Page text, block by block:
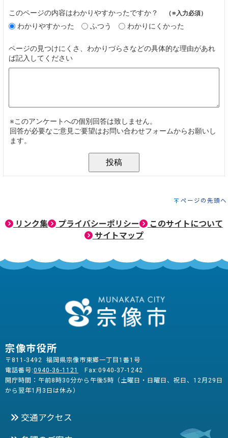
ページの先頭へ
リンク集 プライバシーポリシー
このサイトについて
サイトマップ
宗像市役所
〒811-3492 福岡県宗像市東郷一丁目1番1号
電話番号:0940-36-1121
Fax:0940-37-1242
開庁時間：午前8時30分から午後5時（土曜日・日曜日、祝日、12月29日
から翌年1月3日は休み）
交通アクセス